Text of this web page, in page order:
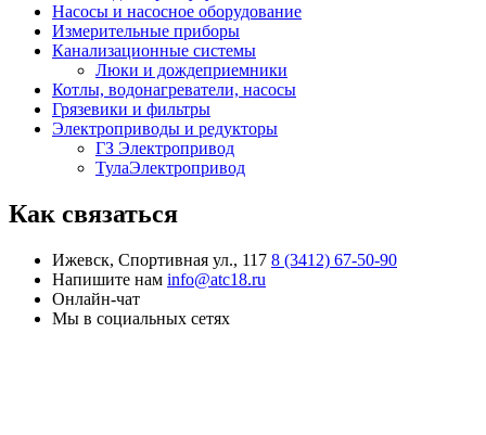
Насосы и насосное оборудование
Измерительные приборы
Канализационные системы
Люки и дождеприемники
Котлы, водонагреватели, насосы
Грязевики и фильтры
Электроприводы и редукторы
ГЗ Электропривод
ТулаЭлектропривод
Как связаться
Ижевск, Спортивная ул., 117 8 (3412) 67-50-90
Напишите нам info@atc18.ru
Онлайн-чат
Мы в социальных сетях